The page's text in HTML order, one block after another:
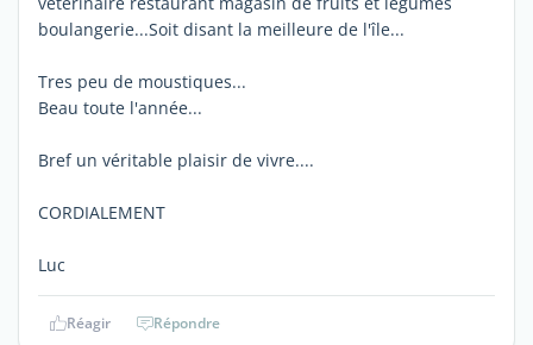
boulangerie...Soit disant la meilleure de l'île...
Tres peu de moustiques...
Beau toute l'année...
Bref un véritable plaisir de vivre....
CORDIALEMENT
Luc
Réagir Répondre